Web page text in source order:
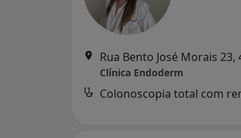
Clínica Endoderm